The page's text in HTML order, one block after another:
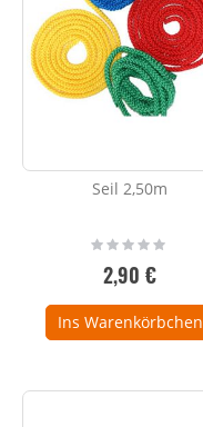
Seil 2,50m
Rating:
0%
2,90 €
Ins Warenkörbchen